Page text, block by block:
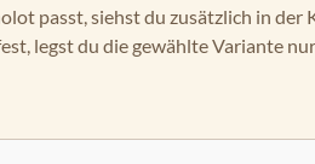
passt, siehst du zusätzlich in
legst du die gewählte Variante